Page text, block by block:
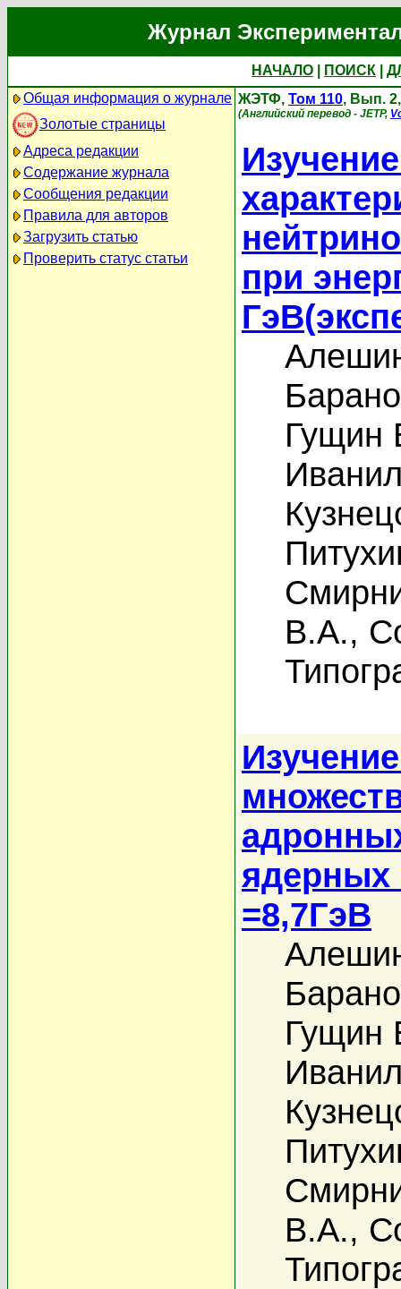
Журнал
НАЧАЛО ПОИСК
Общая информация о журнале
Золотые страницы
Адреса редакции
Содержание журнала
Сообщения редакции
Правила для авторов
Загрузить статью
Проверить статус статьи
ЖЭТФ, Том 110, Вып.
(Английский перевод - JETP,
при
Гущин
В.А.,
ядерных
=8,7ГэВ
Гущин
В.А.,